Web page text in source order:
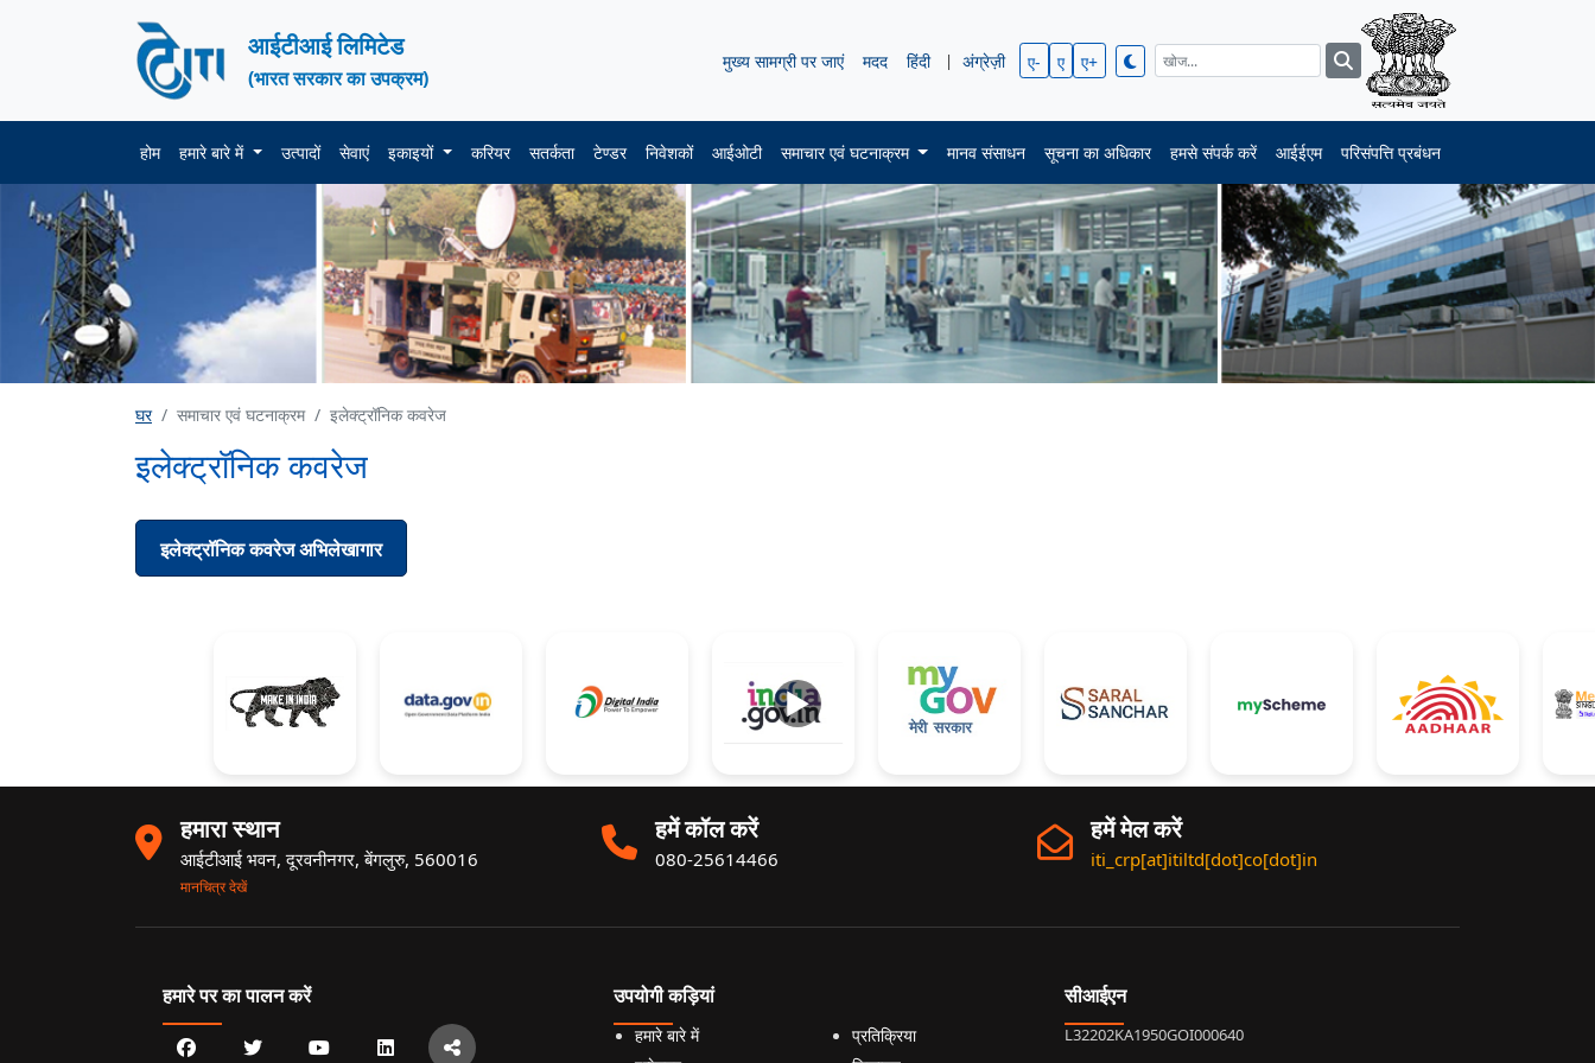
आईटीआई लिमिटेड
(भारत सरकार का उपक्रम)
मुख्य सामग्री पर जाएं मदद हिंदी | अंग्रेज़ी ए- ए ए+
होम हमारे बारे में उत्पादों सेवाएं इकाइयों करियर सतर्कता टेण्डर निवेशकों आईओटी समाचार एवं घटनाक्रम मानव संसाधन सूचना का अधिकार हमसे संपर्क करें आईईएम परिसंपत्ति प्रबंधन
घर समाचार एवं घटनाक्रम इलेक्ट्रॉनिक कवरेज
इलेक्ट्रॉनिक कवरेज
इलेक्ट्रॉनिक कवरेज अभिलेखागार
►
हमारा स्थान
आईटीआई भवन, दूरवनीनगर, बेंगलुरु, 560016
मानचित्र देखें
हमें कॉल करें
080-25614466
हमें मेल करें
iti_crp[at]itiltd[dot]co[dot]in
हमारे पर का पालन करें उपयोगी कड़ियां
हमारे बारे में
प्रतिक्रिया
सीआईएन
L32202KA1950GOI000640